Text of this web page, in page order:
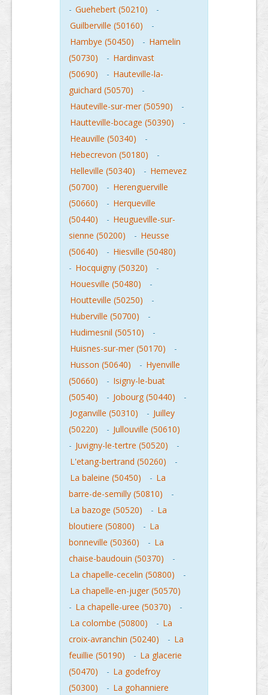
- Guehebert (50210)
-
Guilberville (50160)
-
Hambye (50450)
- Hamelin
(50730)
- Hardinvast
(50690)
- Hauteville-la-
guichard (50570)
-
Hauteville-sur-mer (50590)
-
Hautteville-bocage (50390)
-
Heauville (50340)
-
Hebecrevon (50180)
-
Helleville (50340)
- Hemevez
(50700)
- Herenguerville
(50660)
- Herqueville
(50440)
- Heugueville-sur-
sienne (50200)
- Heusse
(50640)
- Hiesville (50480)
- Hocquigny (50320)
-
Houesville (50480)
-
Houtteville (50250)
-
Huberville (50700)
-
Hudimesnil (50510)
-
Huisnes-sur-mer (50170)
-
Husson (50640)
- Hyenville
(50660)
- Isigny-le-buat
(50540)
- Jobourg (50440)
-
Joganville (50310)
- Juilley
(50220)
- Jullouville (50610)
- Juvigny-le-tertre (50520)
-
L'etang-bertrand (50260)
-
La baleine (50450)
- La
barre-de-semilly (50810)
-
La bazoge (50520)
- La
bloutiere (50800)
- La
bonneville (50360)
- La
chaise-baudouin (50370)
-
La chapelle-cecelin (50800)
-
La chapelle-en-juger (50570)
- La chapelle-uree (50370)
-
La colombe (50800)
- La
croix-avranchin (50240)
- La
feuillie (50190)
- La glacerie
(50470)
- La godefroy
(50300)
- La gohanniere